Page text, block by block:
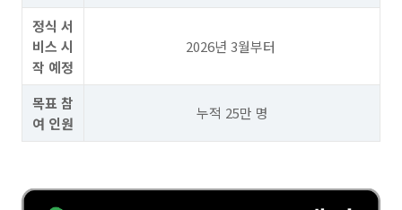
정식 서
비스 시
작 예정
2026년 3월부터
목표 참
여 인원
누적 25만 명